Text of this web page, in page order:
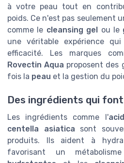
à votre peau tout en
poids. Ce n'est pas seulement
comme le cleansing gel ou le
une véritable expérience
efficacité. Les marques
Rovectin Aqua proposent des
fois la peau et la gestion du
Des ingrédients qui
Les ingrédients comme l'
centella asiatica sont
produits. Ils aident à
favorisant un